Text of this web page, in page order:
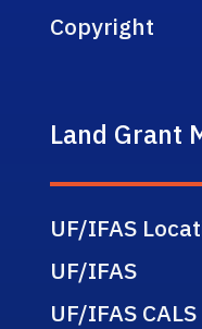
Copyright
Land Grant
UF/IFAS
UF/IFAS
UF/IFAS CALS